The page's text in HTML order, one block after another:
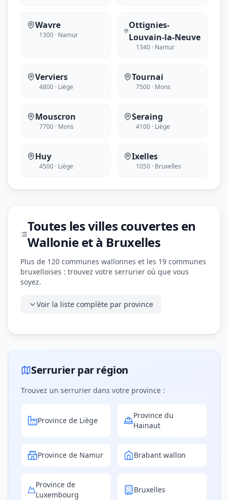
Wavre
1300 · Namur
Ottignies-
Louvain-la-Neuve
1340 · Namur
Verviers
4800 · Liège
Tournai
7500 · Mons
Mouscron
7700 · Mons
Seraing
4100 · Liège
Huy
4500 · Liège
Ixelles
1050 · Bruxelles
Toutes les villes couvertes en
Wallonie et à Bruxelles
Plus de 120 communes wallonnes et les 19 communes
bruxelloises : trouvez votre serrurier où que vous
soyez.
Voir la liste complète par province
Serrurier par région
Trouvez un serrurier dans votre province :
Province de Liège
Province du
Hainaut
Province de Namur Brabant wallon
Province de
Luxembourg
Bruxelles